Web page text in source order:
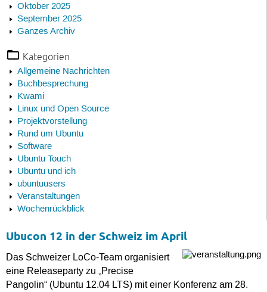
Oktober 2025
September 2025
Ganzes Archiv
Kategorien
Allgemeine Nachrichten
Buchbesprechung
Kwami
Linux und Open Source
Projektvorstellung
Rund um Ubuntu
Software
Ubuntu Touch
Ubuntu und ich
ubuntuusers
Veranstaltungen
Wochenrückblick
Ubucon 12 in der Schweiz im April
Das Schweizer LoCo-Team organisiert
eine Releaseparty zu „Precise
Pangolin“ (Ubuntu 12.04 LTS) mit einer Konferenz am 28.